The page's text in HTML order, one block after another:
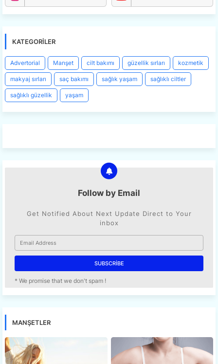
KATEGORILER
Advertorial Manşet cilt bakımı güzellik sırları kozmetik
makyaj sırları saç bakımı sağlık yaşam sağlıklı ciltler
sağlıklı güzellik yaşam
Follow by Email
Get Notified About Next Update Direct to Your
inbox
* We promise that we don't spam !
MANŞETLER